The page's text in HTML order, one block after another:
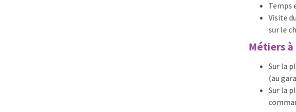
Temps
Visite
sur le
Métiers
Sur la
(au
Sur la